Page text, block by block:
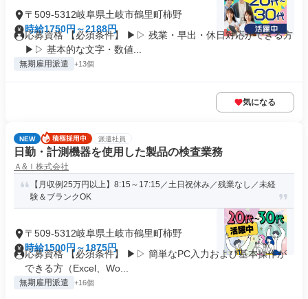
〒509-5312岐阜県土岐市鶴里町柿野
時給1750円～2188円
応募資格 【必須条件】 ▶▷ 残業・早出・休日対応ができる方
▶▷ 基本的な文字・数値...
無期雇用派遣 +13個
気になる
NEW 派遣社員
日勤・計測機器を使用した製品の検査業務
Ａ&Ｉ株式会社
【月収例25万円以上】8:15～17:15／土日祝休み／残業なし／未経
験＆ブランクOK
〒509-5312岐阜県土岐市鶴里町柿野
時給1500円～1875円
応募資格 【必須条件】 ▶▷ 簡単なPC入力および基本操作が
できる方（Excel、Wo...
無期雇用派遣 +16個